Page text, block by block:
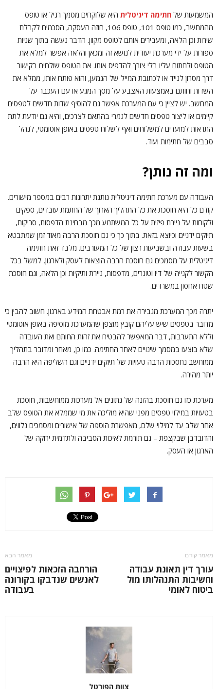
המשמעות של חתימה דיגיטלית היא שלוקחים מסמך רגיל או טופס
מהמחשב, כמו טופס 101, טופס 106, חוזה העסקה, הסכמים לקבלת
שירות וכן הלאה, ומעבירים אותם לטופס מקוון. הדבר נעשה בתוך שניות
ספורות על ידי מערכת יעודית לנושא זה ומכאן והלאה אפשר למלא את
הטופס ולחתום עליו בלי צורך להדפיס אותו. את הטופס שולחים בקישור
דרך מסרון לנייד או לכתובת המייל של הנמען, והוא פותח אותו, ממלא את
השדות וחותם באמצעות האצבע על מסך המגע או עם העכבר על
המחשב. יש לציין כי עם המערכת אפשר גם להוסיף שדות חדשים לטפסים
קיימים או ליצור טפסים חדשים לגמרי בהתאם לצרכים, והיא גם יודעת לתת
התראות למועדים למשלוחים ואף לשלוח טפסים באופן אוטומטי, לנהל
סבבים של חתימות ועוד.
ומה זה נותן?
העבודה עם מערכת חתימה דיגיטלית נותנת יתרונות רבים במספר מישורים.
קודם כל היא חוסכת את כל התהליך הארוך של החתמת עובדים, ספקים
ולקוחות על ניירת פיזית על כל המשתמע מכך מבחינת הדפסות, סריקות,
תיוקים ידניים וכיוצא בזאת. בתוך כך כי גם חוסכת הרבה מאוד זמן שמתבטא
בשעות עבודה ובשביעות רצון של כל המעורבים. מלבד זאת חתימה
דיגיטלית על מסמכים גם חוסכת הרבה הוצאות לעסק ולארגון, למשל בכל
הקשור לקנייה של דיו וטונרים, מדפסות, ניירת ותיקיות וכן הלאה, וגם חוסכת
שטח אחסון במשרדים.
יתרה מכך המערכת מגבירה את רמת אבטחת המידע בארגון. חשוב להבין כי
מדובר בטפסים שיש עליהם קובץ מוצפן שהמערכת מוסיפה באופן אוטומטי
וללא התערבות, דבר המאפשר להבטיח את זהות החותם ואת העובדה
שלא בוצעו במסמך שינויים לאחר החתימה. כמו כן, מאחר ומדובר בתהליך
ממוחשב נחסכות הרבה טעויות של תיוקים ידניים וגם השליפה היא הרבה
יותר מהירה.
מערכת כזו גם חוסכת בהזנה של נתונים אל מערכות ממוחשבות, חוסכת
בטעויות במילוי טפסים מפני שהיא מוליכה את מי שממלא את הטופס שלב
אחר שלב עד למילוי שלם, מאפשרת הוספה של אישורים ומסמכים נלווים,
והדובדבן שבקצפת – גם תורמת לאיכות הסביבה ולתדמית ירוקה של
הארגון או העסק.
מאמר קודם
עורך דין תאונת עבודה
וחשיבות התנהלותו מול
ביטוח לאומי
מאמר הבא
הורחבה הזכאות לפיצויים
לאנשים שנדבקו בקורונה
בעבודה
צוות הפורטל